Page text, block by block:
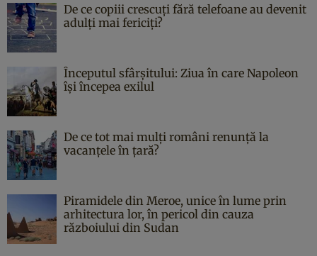
De ce copiii crescuți fără telefoane au devenit
adulți mai fericiți?
Începutul sfârşitului: Ziua în care Napoleon
îşi începea exilul
De ce tot mai mulți români renunță la
vacanțele în țară?
Piramidele din Meroe, unice în lume prin
arhitectura lor, în pericol din cauza
războiului din Sudan